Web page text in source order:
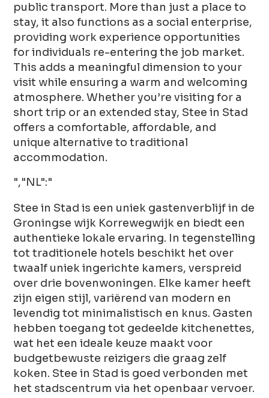
public transport. More than just a place to
stay, it also functions as a social enterprise,
providing work experience opportunities
for individuals re-entering the job market.
This adds a meaningful dimension to your
visit while ensuring a warm and welcoming
atmosphere. Whether you’re visiting for a
short trip or an extended stay, Stee in Stad
offers a comfortable, affordable, and
unique alternative to traditional
accommodation.
","NL":"
Stee in Stad is een uniek gastenverblijf in de
Groningse wijk Korrewegwijk en biedt een
authentieke lokale ervaring. In tegenstelling
tot traditionele hotels beschikt het over
twaalf uniek ingerichte kamers, verspreid
over drie bovenwoningen. Elke kamer heeft
zijn eigen stijl, variërend van modern en
levendig tot minimalistisch en knus. Gasten
hebben toegang tot gedeelde kitchenettes,
wat het een ideale keuze maakt voor
budgetbewuste reizigers die graag zelf
koken. Stee in Stad is goed verbonden met
het stadscentrum via het openbaar vervoer.